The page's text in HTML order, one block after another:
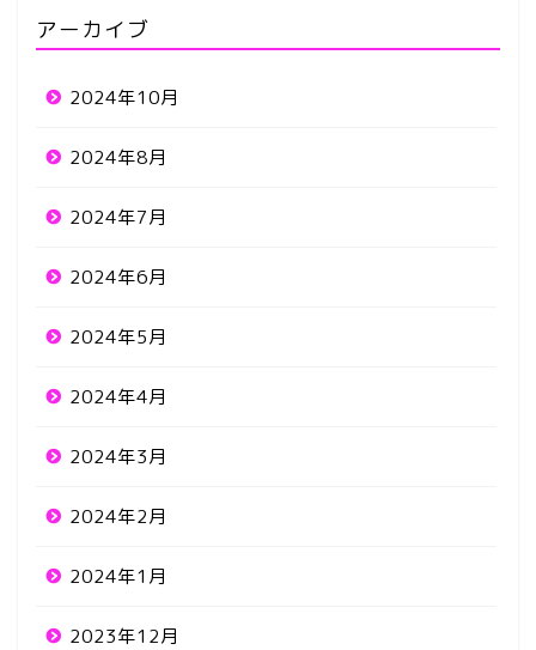
アーカイブ
2024年10月
2024年8月
2024年7月
2024年6月
2024年5月
2024年4月
2024年3月
2024年2月
2024年1月
2023年12月